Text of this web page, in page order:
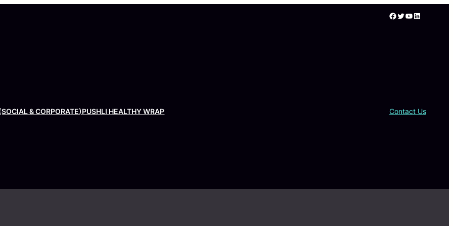
Facebook Twitter YouTube LinkedIn
& CORPORATE)PUSHLI HEALTHY WRAP Contact Us